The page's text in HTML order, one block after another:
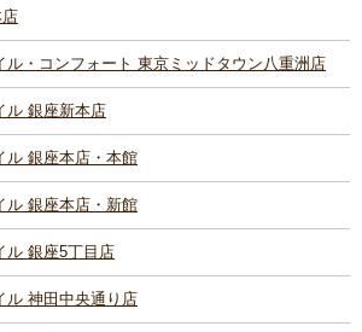
ル・コンフォート 東京ミッドタウン八重洲店
ル 銀座新本店
ル 銀座本店・本館
ル 銀座本店・新館
ル 銀座5丁目店
ル 神田中央通り店